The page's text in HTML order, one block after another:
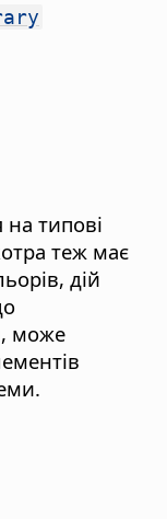
типові
теж має
дій
може